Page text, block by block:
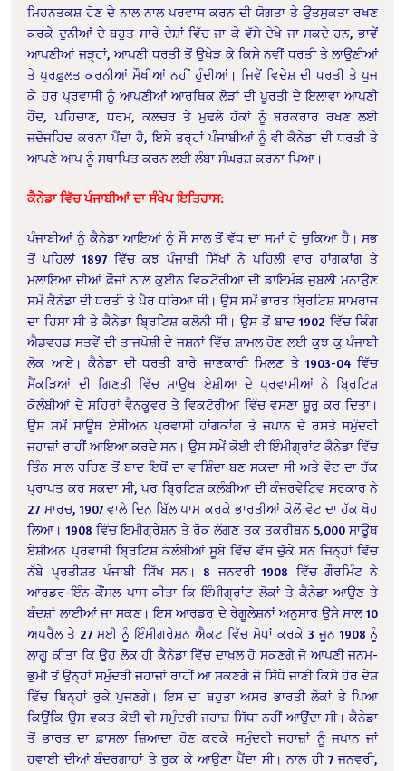
ਮਿਹਨਤਕਸ਼ ਹੋਣ ਦੇ ਨਾਲ ਨਾਲ ਪਰਵਾਸ ਕਰਨ ਦੀ ਯੋਗਤਾ ਤੇ ਉਤਸੁਕਤਾ ਰਖਣ
ਕਰਕੇ ਦੁਨੀਆਂ ਦੇ ਬਹੁਤ ਸਾਰੇ ਦੇਸ਼ਾਂ ਵਿੱਚ ਜਾ ਕੇ ਵੱਸੇ ਦੇਖੇ ਜਾ ਸਕਦੇ ਹਨ, ਭਾਵੇਂ
ਆਪਣੀਆਂ ਜੜ੍ਹਾਂ, ਆਪਣੀ ਧਰਤੀ ਤੋਂ ਉਖੇੜ ਕੇ ਕਿਸੇ ਨਵੀਂ ਧਰਤੀ ਤੇ ਲਾਉਣੀਆਂ
ਤੇ ਪ੍ਰਫ਼ੁਲਤ ਕਰਨੀਆਂ ਸੌਖੀਆਂ ਨਹੀਂ ਹੁੰਦੀਆਂ। ਜਿਵੇਂ ਵਿਦੇਸ਼ ਦੀ ਧਰਤੀ ਤੇ ਪੁਜ
ਕੇ ਹਰ ਪ੍ਰਵਾਸੀ ਨੂੰ ਆਪਣੀਆਂ ਆਰਥਿਕ ਲੋੜਾਂ ਦੀ ਪੂਰਤੀ ਦੇ ਇਲਾਵਾ ਆਪਣੀ
ਹੌਂਦ, ਪਹਿਚਾਣ, ਧਰਮ, ਕਲਚਰ ਤੇ ਮੁਢਲੇ ਹੱਕਾਂ ਨੂੰ ਬਰਕਰਾਰ ਰਖਣ ਲਈ
ਜਦੋਜਹਿਦ ਕਰਨਾ ਪੈਂਦਾ ਹੈ, ਇਸੇ ਤਰ੍ਹਾਂ ਪੰੰਜਾਬੀਆਂ ਨੂੰ ਵੀ ਕੈਨੇਡਾ ਦੀ ਧਰਤੀ ਤੇ
ਆਪਣੇ ਆਪ ਨੂੰ ਸਥਾਪਿਤ ਕਰਨ ਲਈ ਲੰਬਾ ਸੰਘਰਸ਼ ਕਰਨਾ ਪਿਆ।
ਕੈਨੇਡਾ ਵਿੱਚ ਪੰਜਾਬੀਆਂ ਦਾ ਸੰਖੇਪ ਇਤਿਹਾਸ:
ਪੰਜਾਬੀਆਂ ਨੂੰ ਕੈਨੇਡਾ ਆਇਆਂ ਨੂੰ ਸੌ ਸਾਲ ਤੋਂ ਵੱਧ ਦਾ ਸਮਾਂ ਹੋ ਚੁਕਿਆ ਹੈ। ਸਭ
ਤੋਂ ਪਹਿਲਾਂ 1897 ਵਿੱਚ ਕੁਝ ਪੰਜਾਬੀ ਸਿੱਖਾਂ ਨੇ ਪਹਿਲੀ ਵਾਰ ਹਾਂਗਕਾਂਗ ਤੇ
ਮਲਾਇਆ ਦੀਆਂ ਫ਼ੌਜਾਂ ਨਾਲ ਕੁਈਨ ਵਿਕਟੋਰੀਆ ਦੀ ਡਾਇਮੰਡ ਜੁਬਲੀ ਮਨਾਉਣ
ਸਮੇਂ ਕੈਨੇਡਾ ਦੀ ਧਰਤੀ ਤੇ ਪੈਰ ਧਰਿਆ ਸੀ। ਉਸ ਸਮੇਂ ਭਾਰਤ ਬ੍ਰਿਟਿਸ਼ ਸਾਮਰਾਜ
ਦਾ ਹਿਸਾ ਸੀ ਤੇ ਕੈਨੇਡਾ ਬ੍ਰਿਟਿਸ਼ ਕਲੋਨੀ ਸੀ। ਉਸ ਤੋਂ ਬਾਦ 1902 ਵਿੱਚ ਕਿੰਗ
ਐਡਵਰਡ ਸਤਵੇਂ ਦੀ ਤਾਜਪੋਸ਼ੀ ਦੇ ਜਸ਼ਨਾਂ ਵਿੱਚ ਸ਼ਾਮਲ ਹੋਣ ਲਈ ਕੁਝ ਕੁ ਪੰਜਾਬੀ
ਲੋਕ ਆਏ। ਕੈਨੇਡਾ ਦੀ ਧਰਤੀ ਬਾਰੇ ਜਾਣਕਾਰੀ ਮਿਲਣ ਤੇ 1903-04 ਵਿੱਚ
ਸੈਂਕੜਿਆਂ ਦੀ ਗਿਣਤੀ ਵਿੱਚ ਸਾਊਥ ਏਸ਼ੀਆ ਦੇ ਪ੍ਰਵਾਸੀਆਂ ਨੇ ਬ੍ਰਿਟਿਸ਼
ਕੋਲੰਬੀਆਂ ਦੇ ਸ਼ਹਿਰਾਂ ਵੈਨਕੂਵਰ ਤੇ ਵਿਕਟੋਰੀਆ ਵਿੱਚ ਵਸਣਾ ਸ਼ੂਰੁ ਕਰ ਦਿਤਾ।
ਉਸ ਸਮੇਂ ਸਾਊਥ ਏਸ਼ੀਅਨ ਪ੍ਰਵਾਸੀ ਹਾਂਗਕਾਂਗ ਤੇ ਜਪਾਨ ਦੇ ਰਸਤੇ ਸਮੁੰਦਰੀ
ਜਹਾਜ਼ਾਂ ਰਾਹੀਂ ਆਇਆ ਕਰਦੇ ਸਨ। ਉਸ ਸਮੇਂ ਕੋਈ ਵੀ ਇੰਮੀਗ੍ਰਾਂਟ ਕੈਨੇਡਾ ਵਿੱਚ
ਤਿੰਨ ਸਾਲ ਰਹਿਣ ਤੋਂ ਬਾਦ ਇਥੋਂ ਦਾ ਵਾਸ਼ਿੰਦਾ ਬਣ ਸਕਦਾ ਸੀ ਅਤੇ ਵੋਟ ਦਾ ਹੱਕ
ਪ੍ਰਾਪਤ ਕਰ ਸਕਦਾ ਸੀ, ਪਰ ਬ੍ਰਿਟਿਸ਼ ਕਲੰਬੀਆ ਦੀ ਕੰਜਰਵੇਟਿਵ ਸਰਕਾਰ ਨੇ
27 ਮਾਰਚ, 1907 ਵਾਲੇ ਦਿਨ ਬਿੱਲ ਪਾਸ ਕਰਕੇ ਭਾਰਤੀਆਂ ਕੋਲੋਂ ਵੋਟ ਦਾ ਹੱਕ ਖੋਹ
ਲਿਆ। 1908 ਵਿੱਚ ਇਮੀਗ੍ਰੇਸ਼ਨ ਤੇ ਰੋਕ ਲੱਗਣ ਤਕ ਤਕਰੀਬਨ 5,000 ਸਾਊਥ
ਏਸ਼ੀਅਨ ਪ੍ਰਵਾਸੀ ਬ੍ਰਿਟਿਸ਼ ਕੋਲੰਬੀਆਂ ਸੂਬੇ ਵਿੱਚ ਵੱਸ ਚੁੱਕੇ ਸਨ ਜਿਨ੍ਹਾਂ ਵਿੱਚ
ਨੱਬੇ ਪ੍ਰਤੀਸ਼ਤ ਪੰਜਾਬੀ ਸਿੱਖ ਸਨ। 8 ਜਨਵਰੀ 1908 ਵਿੱਚ ਗੌਰਮਿੰਟ ਨੇ
ਆਰਡਰ-ਇੰਨ-ਕੌਂਸਲ ਪਾਸ ਕੀਤਾ ਕਿ ਇੰਮੀਗ੍ਰਾਂਟ ਲੋਕਾਂ ਤੇ ਕੈਨੇਡਾ ਆਉਣ ਤੇ
ਬੰਦਸ਼ਾਂ ਲਾਈਆਂ ਜਾ ਸਕਣ। ਇਸ ਆਰਡਰ ਦੇ ਰੇਗੂਲੇਸ਼ਨਾਂ ਅਨੁਸਾਰ ਉਸੇ ਸਾਲ 10
ਅਪਰੈਲ ਤੇ 27 ਮਈ ਨੂੰ ਇੰਮੀਗਰੇਸ਼ਨ ਐਕਟ ਵਿੱਚ ਸੋਧਾਂ ਕਰਕੇ 3 ਜੂਨ 1908 ਨੂੰ
ਲਾਗੂ ਕੀਤਾ ਕਿ ਉਹ ਲੋਕ ਹੀ ਕੈਨੇਡਾ ਵਿੱਚ ਦਾਖਲ ਹੋ ਸਕਣਗੇ ਜੋ ਆਪਣੀ ਜਨਮ-
ਭੁਮੀ ਤੋਂ ਉਨ੍ਹਾਂ ਸਮੁੰਦਰੀ ਜਹਾਜ਼ਾਂ ਰਾਹੀਂ ਆ ਸਕਣਗੇ ਜੋ ਸਿੱਧੇ ਜਾਣੀ ਕਿਸੇ ਹੋਰ ਦੇਸ਼
ਵਿੱਚ ਬਿਨ੍ਹਾਂ ਰੁਕੇ ਪੁਜਣਗੇ। ਇਸ ਦਾ ਬਹੁਤਾ ਅਸਰ ਭਾਰਤੀ ਲੋਕਾਂ ਤੇ ਪਿਆ
ਕਿਉਂਕਿ ਉਸ ਵਕਤ ਕੋਈ ਵੀ ਸਮੁੰਦਰੀ ਜਹਾਜ਼ ਸਿੱਧਾ ਨਹੀਂ ਆਉਂਦਾ ਸੀ। ਕੈਨੇਡਾ
ਤੋਂ ਭਾਰਤ ਦਾ ਫ਼ਾਸਲਾ ਜ਼ਿਆਦਾ ਹੋਣ ਕਰਕੇ ਸਮੁੰਦਰੀ ਜਹਾਜ਼ਾਂ ਨੂੰ ਜਪਾਨ ਜਾਂ
ਹਵਾਈ ਦੀਆਂ ਬੰਦਰਗਾਹਾਂ ਤੇ ਰੁਕ ਕੇ ਆਉਣਾ ਪੈਂਦਾ ਸੀ। ਨਾਲ ਹੀ 7 ਜਨਵਰੀ,